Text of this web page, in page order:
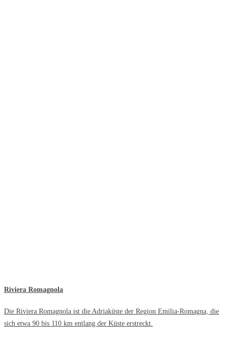
Riviera Romagnola
Die Riviera Romagnola ist die Adriaküste der Region Emilia-Romagna, die
sich etwa 90 bis 110 km entlang der Küste erstreckt.